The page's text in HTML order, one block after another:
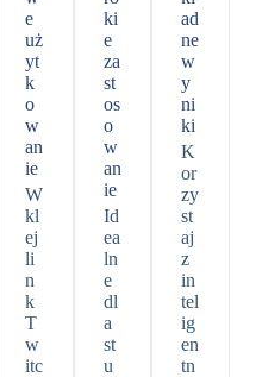
e
uż
yt
k
o
w
an
ie
W
kl
ej
li
n
k
T
w
itc
ki
e
za
st
os
o
w
an
ie
Id
ea
ln
e
dl
a
st
u
ad
ne
w
y
ni
ki
K
or
zy
st
aj
z
in
tel
ig
en
tn